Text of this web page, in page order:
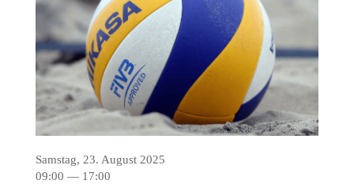
Samstag, 23. August 2025
09:00 — 17:00